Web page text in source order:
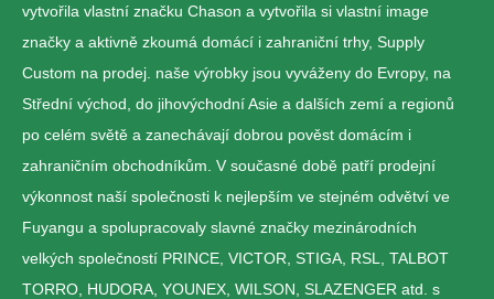
vytvořila vlastní značku Chason a vytvořila si vlastní image
značky a aktivně zkoumá domácí i zahraniční trhy, Supply
Custom na prodej. naše výrobky jsou vyváženy do Evropy, na
Střední východ, do jihovýchodní Asie a dalších zemí a regionů
po celém světě a zanechávají dobrou pověst domácím i
zahraničním obchodníkům. V současné době patří prodejní
výkonnost naší společnosti k nejlepším ve stejném odvětví ve
Fuyangu a spolupracovaly slavné značky mezinárodních
velkých společností PRINCE, VICTOR, STIGA, RSL, TALBOT
TORRO, HUDORA, YOUNEX, WILSON, SLAZENGER atd. s